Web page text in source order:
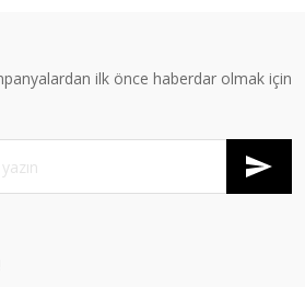
ilk önce haberdar olmak için